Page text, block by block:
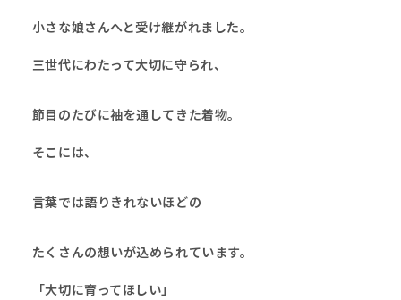
小さな娘さんへと受け継がれました。
三世代にわたって大切に守られ、
節目のたびに袖を通してきた着物。
そこには、
言葉では語りきれないほどの
たくさんの想いが込められています。
「大切に育ってほしい」